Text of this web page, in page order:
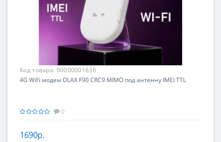
Код товара: 00000001636
4G WiFi модем OLAX F90 CRC9 MIMO под антенну IMEI TTL
0
1690р.